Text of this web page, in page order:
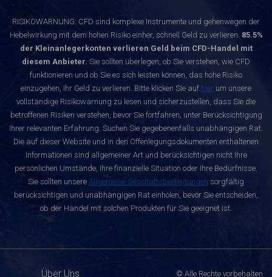
RISIKOWARNUNG: CFD sind komplexe Instrumente und gehenwegen der
Hebelwirkung mit dem hohen Risiko einher, schnell Geld zu verlieren. 85.5%
der Kleinanlegerkonten verlieren Geld beim CFD-Handel mit
diesem Anbieter. Sie sollten überlegen, ob Sie verstehen, wie CFD
funktionieren und ob Sie es sich leisten können, das hohe Risiko
einzugehen, Ihr Geld zu verlieren. Bitte klicken Sie auf hier um unsere
vollständige Risikowarnung zu lesen und sicherzustellen, dass Sie die
betroffenen Risiken verstehen, bevor Sie fortfahren, unter Berücksichtigung
Ihrer relevanten Erfahrung. Suchen Sie gegebenenfalls unabhängigen Rat.
Die auf dieser Website und in den Offenlegungsdokumenten enthaltenen
Informationen sind allgemeiner Art und berücksichtigen nicht Ihre
persönlichen Umstände, Ihre finanzielle Situation oder Ihre Bedürfnisse.
Sie sollten unsere Allgemeine Geschäftsbedingungen sorgfältig
berücksichtigen und unabhängigen Rat einholen, bevor Sie entscheiden,
ob der Handel mit solchen Produkten für Sie geeignet ist.
Über Uns © Alle Rechte vorbehalten